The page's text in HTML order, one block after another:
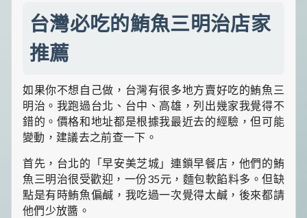
台灣必吃的鮪魚三明治店家
推薦
如果你不想自己做，台灣有很多地方賣好吃的鮪魚三
明治。我跑過台北、台中、高雄，列出幾家我覺得不
錯的。價格和地址都是根據我最近去的經驗，但可能
變動，建議去之前查一下。
首先，台北的「早安美芝城」連鎖早餐店，他們的鮪
魚三明治很受歡迎，一份35元，麵包軟餡料多。但缺
點是有時鮪魚偏鹹，我吃過一次覺得太鹹，後來都請
他們少放醬。